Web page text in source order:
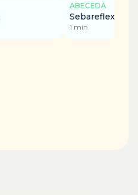
ABECEDA
Sebareflexia
1 min